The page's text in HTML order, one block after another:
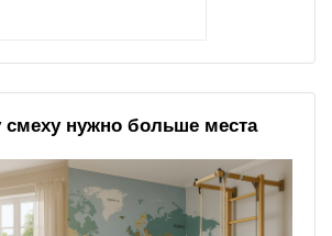
смеху нужно больше места